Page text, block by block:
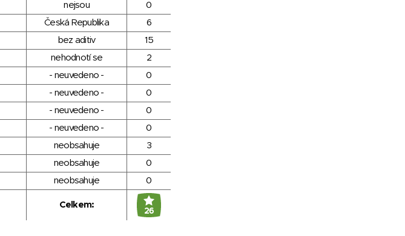
nejsou
0
Česká Republika
6
bez aditiv
15
nehodnotí se
2
- neuvedeno -
0
- neuvedeno -
0
- neuvedeno -
0
- neuvedeno -
0
neobsahuje
3
neobsahuje
0
neobsahuje 0
Celkem:
26